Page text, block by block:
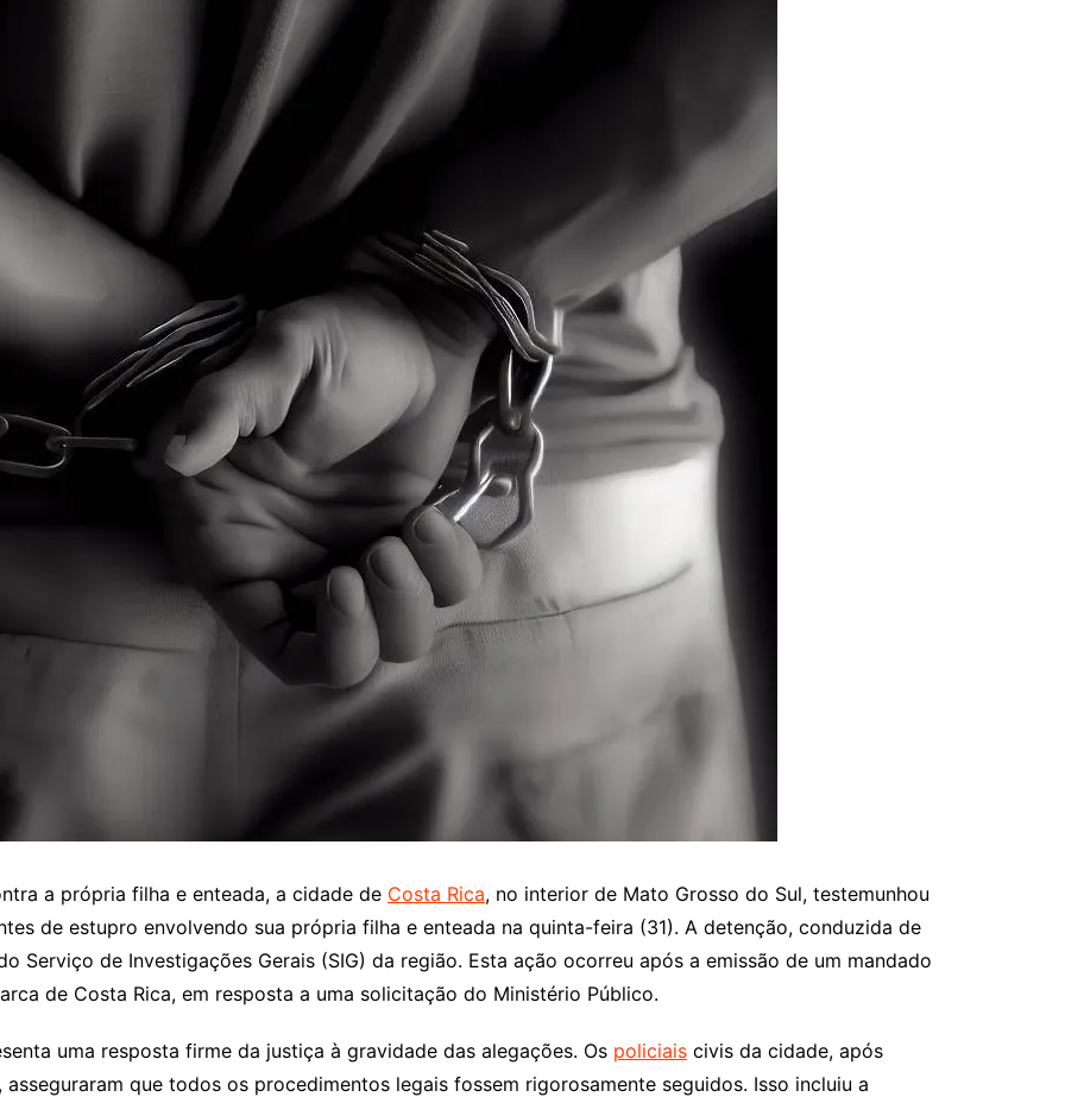
a própria filha e enteada, a cidade de Costa Rica, no interior de Mato Grosso do Sul, testemunhou
de estupro envolvendo sua própria filha e enteada na quinta-feira (31). A detenção, conduzida de
Serviço de Investigações Gerais (SIG) da região. Esta ação ocorreu após a emissão de um mandado
de Costa Rica, em resposta a uma solicitação do Ministério Público.
uma resposta firme da justiça à gravidade das alegações. Os policiais civis da cidade, após
que todos os procedimentos legais fossem rigorosamente seguidos. Isso incluiu a